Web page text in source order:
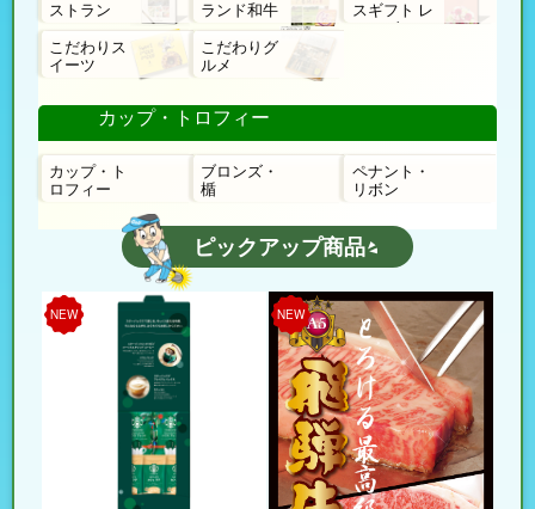
ストラン
ランド和牛
スギフト レ
ローゼ
こだわりス
イーツ
こだわりグ
ルメ
カップ・トロフィー
カップ・ト
ロフィー
ブロンズ・
楯
ペナント・
リボン
ピックアップ商品
NEW NEW